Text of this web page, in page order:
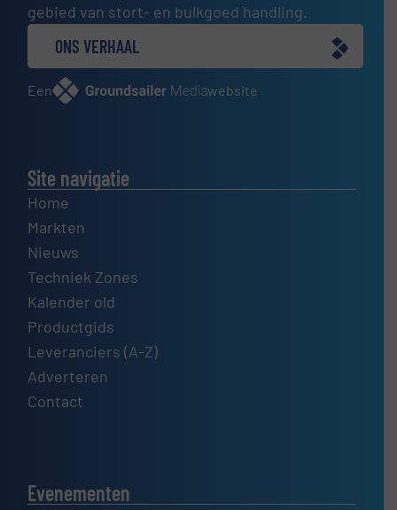
gebied van stort- en bulkgoed handling.
ONS VERHAAL
Een website
Site navigatie
Home
Markten
Nieuws
Techniek Zones
Kalender old
Productgids
Leveranciers (A-Z)
Adverteren
Contact
Evenementen